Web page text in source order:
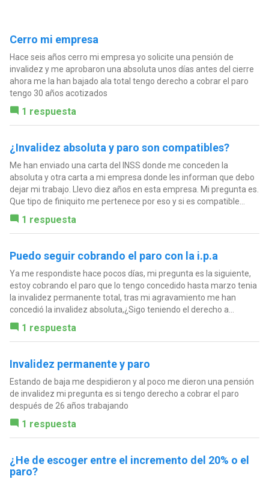
Cerro mi empresa
Hace seis años cerro mi empresa yo solicite una pensión de
invalidez y me aprobaron una absoluta unos días antes del cierre
ahora me la han bajado ala total tengo derecho a cobrar el paro
tengo 30 años acotizados
1 respuesta
¿Invalidez absoluta y paro son compatibles?
Me han enviado una carta del INSS donde me conceden la
absoluta y otra carta a mi empresa donde les informan que debo
dejar mi trabajo. Llevo diez años en esta empresa. Mi pregunta es.
Que tipo de finiquito me pertenece por eso y si es compatible...
1 respuesta
Puedo seguir cobrando el paro con la i.p.a
Ya me respondiste hace pocos días, mi pregunta es la siguiente,
estoy cobrando el paro que lo tengo concedido hasta marzo tenia
la invalidez permanente total, tras mi agravamiento me han
concedió la invalidez absoluta,¿Sigo teniendo el derecho a...
1 respuesta
Invalidez permanente y paro
Estando de baja me despidieron y al poco me dieron una pensión
de invalidez mi pregunta es si tengo derecho a cobrar el paro
después de 26 años trabajando
1 respuesta
¿He de escoger entre el incremento del 20% o el
paro?